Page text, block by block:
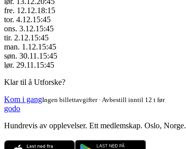
fre. 12.12.18:15
tor. 4.12.15:45
ons. 3.12.15:45
tir. 2.12.15:45
man. 1.12.15:45
søn. 30.11.15:45
lør. 29.11.15:45
Klar til å Utforske?
Kom i gangIngen billettavgifter · Avbestill inntil 12 t før
godo
Hundrevis av opplevelser. Ett medlemskap. Oslo, Norge.